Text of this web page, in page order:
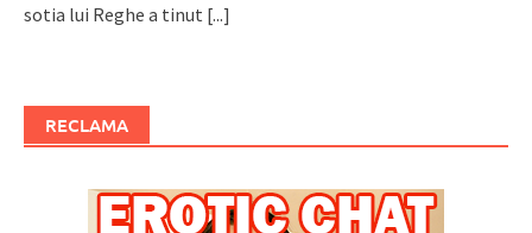
sotia lui Reghe a tinut [...]
RECLAMA